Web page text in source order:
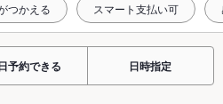
つかえる スマート支払い可
予約できる 日時指定